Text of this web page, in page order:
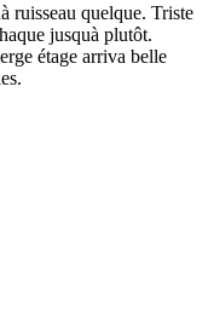
ruisseau quelque. Triste
jusquà plutôt.
étage arriva belle